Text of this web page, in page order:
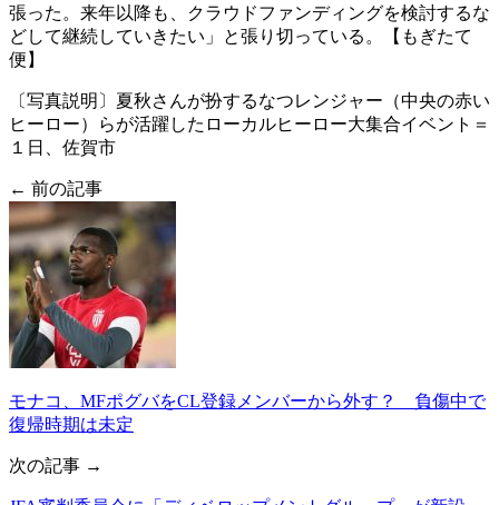
張った。来年以降も、クラウドファンディングを検討するな
どして継続していきたい」と張り切っている。【もぎたて
便】
〔写真説明〕夏秋さんが扮するなつレンジャー（中央の赤い
ヒーロー）らが活躍したローカルヒーロー大集合イベント＝
１日、佐賀市
← 前の記事
モナコ、MFポグバをCL登録メンバーから外す？ 負傷中で
復帰時期は未定
次の記事 →